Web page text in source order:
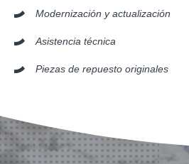
Modernización y actualización
Asistencia técnica
Piezas de repuesto originales